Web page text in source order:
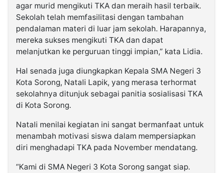
agar murid mengikuti TKA dan meraih hasil terbaik.
Sekolah telah memfasilitasi dengan tambahan
pendalaman materi di luar jam sekolah. Harapannya,
mereka sukses mengikuti TKA dan dapat
melanjutkan ke perguruan tinggi impian,” kata Lidia.
Hal senada juga diungkapkan Kepala SMA Negeri 3
Kota Sorong, Natali Lapik, yang merasa terhormat
sekolahnya ditunjuk sebagai panitia sosialisasi TKA
di Kota Sorong.
Natali menilai kegiatan ini sangat bermanfaat untuk
menambah motivasi siswa dalam mempersiapkan
diri menghadapi TKA pada November mendatang.
“Kami di SMA Negeri 3 Kota Sorong sangat siap.